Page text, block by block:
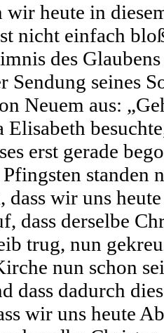
heute in
nicht einfach
des
Sendung seines
Neuem aus:
Elisabeth
erst gerade
standen
dass wir uns
dass derselbe
trug, nun
nun schon
dass dadurch
wir uns heute